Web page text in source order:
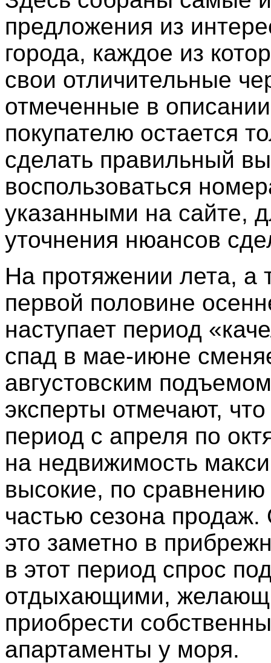
предложения из
города, каждое из
свои отличительные
отмеченные в
покупателю остается
сделать правильный
воспользоваться
указанными на сайте,
уточнения нюансов
На протяжении лета, а
первой половине
наступает период
спад в мае-июне
августовским
эксперты отмечают,
период с апреля по
на недвижимость
высокие, по сравнению
частью сезона
это заметно в
в этот период спрос
отдыхающими,
приобрести
апартаменты у моря.